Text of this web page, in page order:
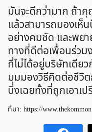
มันจะดีกว่ามาก ถ้า
แล้วสามารถมองเห็
อย่างคมชัด และพย
ทางที่ดีต่อเพื่อนร่ว
ที่ไม่ได้อยู่บริษัทเดีย
มุมมองวิธีคิดต่อชีวิต
นิ่งเฉยทั้งที่ถูกเอาเ
ที่มา: https://